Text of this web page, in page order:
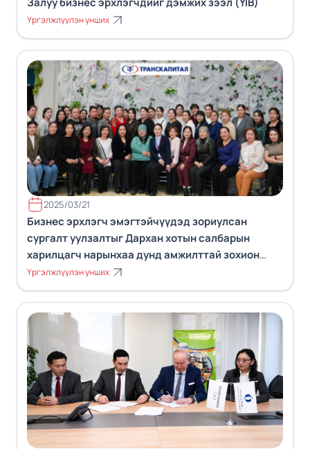
Үргэлжлүүлэн унших
2025/03/21
Бизнес эрхлэгч эмэгтэйчүүдэд зориулсан
сургалт уулзалтыг Дархан хотын салбарын
харилцагч нарынхаа дунд амжилттай зохион
байгууллаа.
Үргэлжлүүлэн унших